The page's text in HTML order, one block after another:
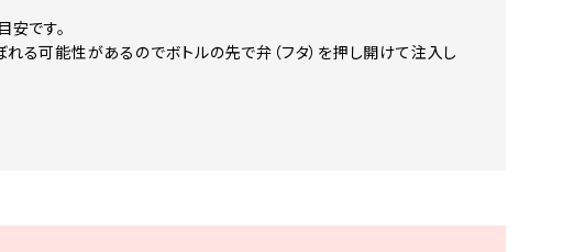
です。
る可能性があるのでボトルの先で弁（フタ）を押し開けて注入し